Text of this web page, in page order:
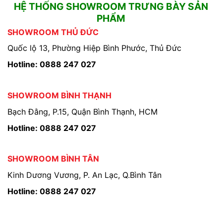
HỆ THỐNG SHOWROOM TRƯNG BÀY SẢN
PHẨM
SHOWROOM THỦ ĐỨC
Quốc lộ 13, Phường Hiệp Bình Phước, Thủ Đức
Hotline: 0888 247 027
SHOWROOM BÌNH THẠNH
Bạch Đằng, P.15, Quận Bình Thạnh, HCM
Hotline: 0888 247 027
SHOWROOM BÌNH TÂN
Kinh Dương Vương, P. An Lạc, Q.Bình Tân
Hotline: 0888 247 027